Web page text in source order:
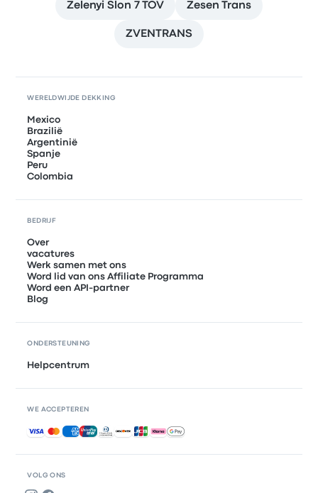
Zelenyi Slon 7 TOV Zesen Trans
ZVENTRANS
VOLG ONS
WERELDWIJDE DEKKING
Mexico
Brazilië
Argentinië
Spanje
Peru
Colombia
BEDRIJF
Over
vacatures
Werk samen met ons
Word lid van ons Affiliate Programma
Word een API-partner
Blog
ONDERSTEUNING
Helpcentrum
WE ACCEPTEREN
Geaccepteerde betalingen